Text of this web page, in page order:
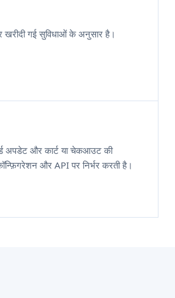
खरीदी गई सुविधाओं के अनुसार है।
अपडेट और कार्ट या चेकआउट की
और API पर निर्भर करती है।